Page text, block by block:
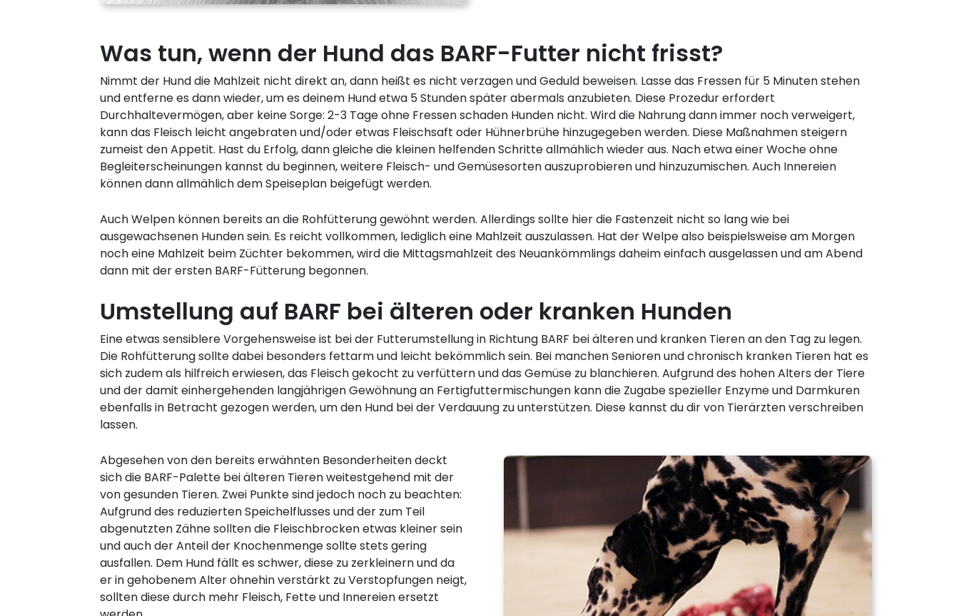
Was tun, wenn der Hund das BARF-Futter nicht frisst?
Nimmt der Hund die Mahlzeit nicht direkt an, dann heißt es nicht verzagen und Geduld beweisen. Lasse das Fressen für 5 Minuten stehen
und entferne es dann wieder, um es deinem Hund etwa 5 Stunden später abermals anzubieten. Diese Prozedur erfordert
Durchhaltevermögen, aber keine Sorge: 2-3 Tage ohne Fressen schaden Hunden nicht. Wird die Nahrung dann immer noch verweigert,
kann das Fleisch leicht angebraten und/oder etwas Fleischsaft oder Hühnerbrühe hinzugegeben werden. Diese Maßnahmen steigern
zumeist den Appetit. Hast du Erfolg, dann gleiche die kleinen helfenden Schritte allmählich wieder aus. Nach etwa einer Woche ohne
Begleiterscheinungen kannst du beginnen, weitere Fleisch- und Gemüsesorten auszuprobieren und hinzuzumischen. Auch Innereien
können dann allmählich dem Speiseplan beigefügt werden.
Auch Welpen können bereits an die Rohfütterung gewöhnt werden. Allerdings sollte hier die Fastenzeit nicht so lang wie bei
ausgewachsenen Hunden sein. Es reicht vollkommen, lediglich eine Mahlzeit auszulassen. Hat der Welpe also beispielsweise am Morgen
noch eine Mahlzeit beim Züchter bekommen, wird die Mittagsmahlzeit des Neuankömmlings daheim einfach ausgelassen und am Abend
dann mit der ersten BARF-Fütterung begonnen.
Umstellung auf BARF bei älteren oder kranken Hunden
Eine etwas sensiblere Vorgehensweise ist bei der Futterumstellung in Richtung BARF bei älteren und kranken Tieren an den Tag zu legen.
Die Rohfütterung sollte dabei besonders fettarm und leicht bekömmlich sein. Bei manchen Senioren und chronisch kranken Tieren hat es
sich zudem als hilfreich erwiesen, das Fleisch gekocht zu verfüttern und das Gemüse zu blanchieren. Aufgrund des hohen Alters der Tiere
und der damit einhergehenden langjährigen Gewöhnung an Fertigfuttermischungen kann die Zugabe spezieller Enzyme und Darmkuren
ebenfalls in Betracht gezogen werden, um den Hund bei der Verdauung zu unterstützen. Diese kannst du dir von Tierärzten verschreiben
lassen.
Abgesehen von den bereits erwähnten Besonderheiten deckt
sich die BARF-Palette bei älteren Tieren weitestgehend mit der
von gesunden Tieren. Zwei Punkte sind jedoch noch zu beachten:
Aufgrund des reduzierten Speichelflusses und der zum Teil
abgenutzten Zähne sollten die Fleischbrocken etwas kleiner sein
und auch der Anteil der Knochenmenge sollte stets gering
ausfallen. Dem Hund fällt es schwer, diese zu zerkleinern und da
er in gehobenem Alter ohnehin verstärkt zu Verstopfungen neigt,
sollten diese durch mehr Fleisch, Fette und Innereien ersetzt